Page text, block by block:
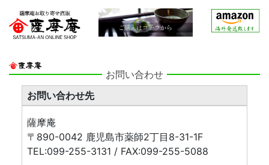
お問い合わせ
お問い合わせ先
薩摩庵
〒890-0042 鹿児島市薬師2丁目8-31-1F
TEL:099-255-3131 / FAX:099-255-5088